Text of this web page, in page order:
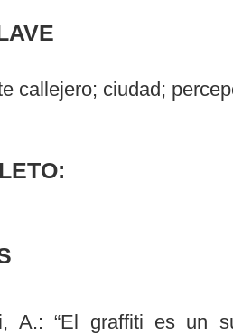
callejero; ciudad;
A.: “El graffiti es un